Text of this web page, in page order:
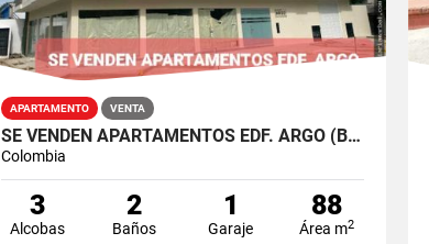
APARTAMENTO VENTA
SE VENDEN APARTAMENTOS EDF. ARGO (BARRIO SAN JOAQUIN)
Colombia
3
Alcobas
2
Baños
1
Garaje
88
Área m2